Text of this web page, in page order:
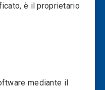
è il proprietario
mediante il